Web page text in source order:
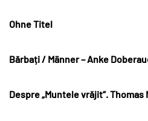
Ohne Titel
Bărbați / Männer – Anke
Despre „Muntele vrăjit“. Thomas